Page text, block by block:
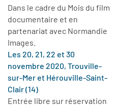
Dans le cadre du Mois du film
documentaire et en
partenariat avec Normandie
Images.
Les 20, 21, 22 et 30
novembre 2020, Trouville-
sur-Mer et Hérouville-Saint-
Clair (14)
Entrée libre sur réservation